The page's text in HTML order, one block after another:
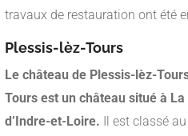
travaux de restauration ont été
Plessis-lèz-Tours
Le château de Plessis-lèz-
Tours est un château situé à
d’Indre-et-Loire. Il est classé